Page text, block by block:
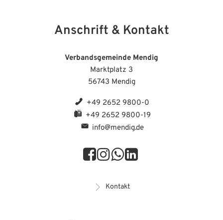
Anschrift & Kontakt
Verbandsgemeinde Mendig
Marktplatz 3
56743 Mendig
+49 2652 9800-0
+49 2652 9800-19
info@mendig.de
Kontakt